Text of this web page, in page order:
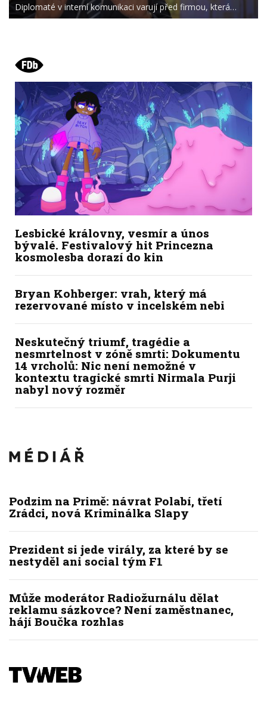
Diplomaté v interní komunikaci varují před firmou, která…
Lesbické královny, vesmír a únos
bývalé. Festivalový hit Princezna
kosmolesba dorazí do kin
Bryan Kohberger: vrah, který má
rezervované místo v incelském nebi
Neskutečný triumf, tragédie a
nesmrtelnost v zóně smrti: Dokumentu
14 vrcholů: Nic není nemožné v
kontextu tragické smrti Nirmala Purji
nabyl nový rozměr
Podzim na Primě: návrat Polabí, třetí
Zrádci, nová Kriminálka Slapy
Prezident si jede virály, za které by se
nestyděl ani social tým F1
Může moderátor Radiožurnálu dělat
reklamu sázkovce? Není zaměstnanec,
hájí Boučka rozhlas